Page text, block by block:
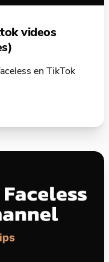
videos
en TikTok